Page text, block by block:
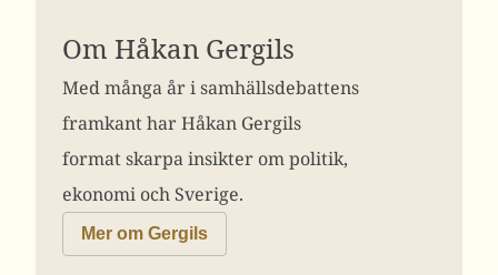
Om Håkan Gergils
Med många år i samhällsdebattens
framkant har Håkan Gergils
format skarpa insikter om politik,
ekonomi och Sverige.
Mer om Gergils